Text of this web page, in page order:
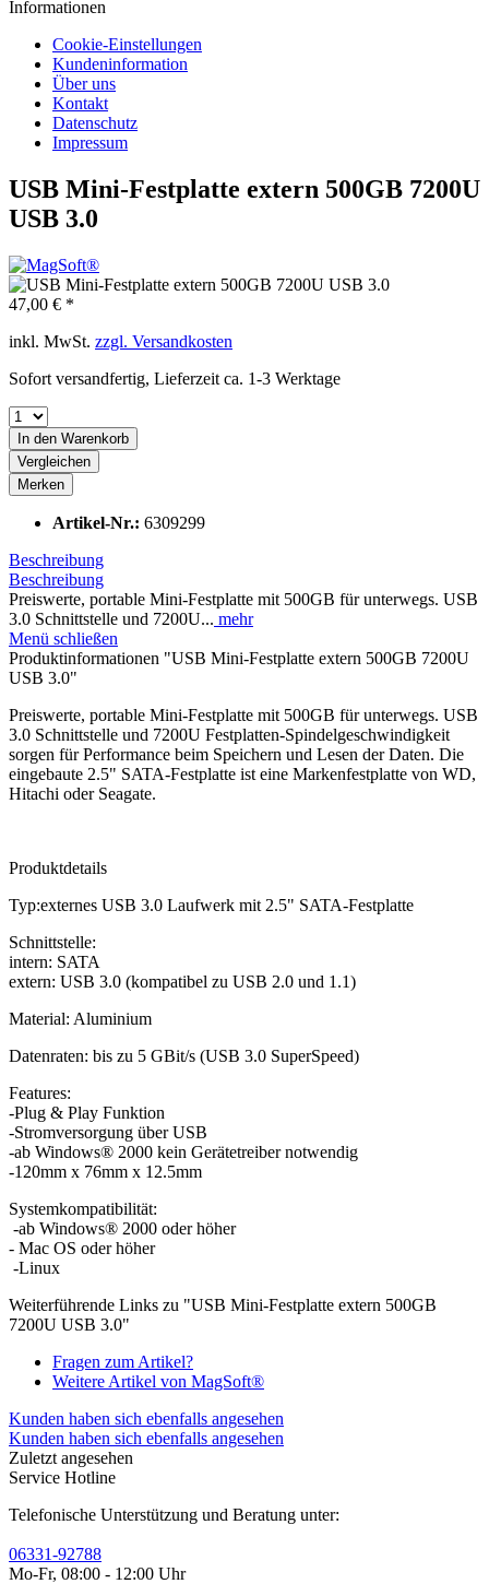
Informationen
Cookie-Einstellungen
Kundeninformation
Über uns
Kontakt
Datenschutz
Impressum
USB Mini-Festplatte extern 500GB 7200U
USB 3.0
47,00 € *
inkl. MwSt. zzgl. Versandkosten
Sofort versandfertig, Lieferzeit ca. 1-3 Werktage
In den Warenkorb
Vergleichen
Merken
Artikel-Nr.: 6309299
Beschreibung
Beschreibung
Preiswerte, portable Mini-Festplatte mit 500GB für unterwegs. USB
3.0 Schnittstelle und 7200U... mehr
Menü schließen
Produktinformationen "USB Mini-Festplatte extern 500GB 7200U
USB 3.0"
Preiswerte, portable Mini-Festplatte mit 500GB für unterwegs. USB
3.0 Schnittstelle und 7200U Festplatten-Spindelgeschwindigkeit
sorgen für Performance beim Speichern und Lesen der Daten. Die
eingebaute 2.5" SATA-Festplatte ist eine Markenfestplatte von WD,
Hitachi oder Seagate.
Produktdetails
Typ:externes USB 3.0 Laufwerk mit 2.5" SATA-Festplatte
Schnittstelle:
intern: SATA
extern: USB 3.0 (kompatibel zu USB 2.0 und 1.1)
Material: Aluminium
Datenraten: bis zu 5 GBit/s (USB 3.0 SuperSpeed)
Features:
-Plug & Play Funktion
-Stromversorgung über USB
-ab Windows® 2000 kein Gerätetreiber notwendig
-120mm x 76mm x 12.5mm
Systemkompatibilität:
-ab Windows® 2000 oder höher
- Mac OS oder höher
-Linux
Weiterführende Links zu "USB Mini-Festplatte extern 500GB
7200U USB 3.0"
Fragen zum Artikel?
Weitere Artikel von MagSoft®
Kunden haben sich ebenfalls angesehen
Kunden haben sich ebenfalls angesehen
Zuletzt angesehen
Service Hotline
Telefonische Unterstützung und Beratung unter:
06331-92788
Mo-Fr, 08:00 - 12:00 Uhr